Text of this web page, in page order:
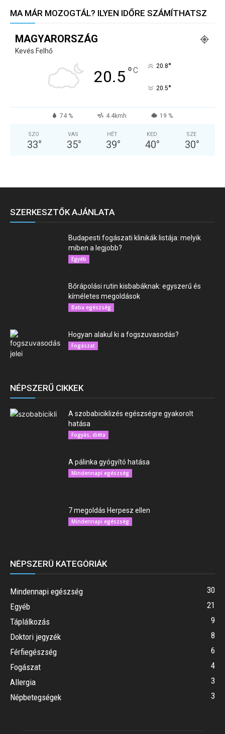
MA MÁR MOZOGTÁL? ILYEN IDŐRE SZÁMÍTHATSZ
MAGYARORSZÁG
Kevés Felhő
20.5°C 20.8°
20.5°
74 % 4.4kmh 19 %
SZO
33°
VAS
35°
HÉT
39°
KED
40°
SZE
30°
SZERKESZTŐK AJÁNLATA
Budapesti fogászati klinikák listája: melyik
miben a legjobb?
Egyéb
Bőrápolási rutin kisbabáknak: egyszerű és
kíméletes megoldások
Baba egészség
Hogyan alakul ki a fogszuvasodás?
Fogászat
NÉPSZERŰ CIKKEK
A szobabiciklizés egészségre gyakorolt
hatása
Fogyás, diéta
A pálinka gyógyító hatása
Mindennapi egészség
7 megoldás Herpesz ellen
Mindennapi egészség
NÉPSZERŰ KATEGÓRIÁK
Mindennapi egészség
30
Egyéb
21
Táplálkozás
9
Doktori jegyzék
8
Férfiegészség
6
Fogászat
4
Allergia
3
Népbetegségek
3